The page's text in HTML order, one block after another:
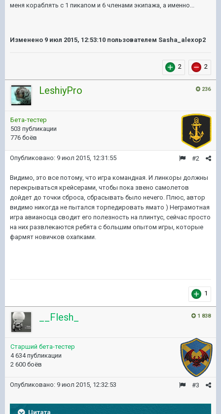
меня кораблять с 1 пикапом и 6 членами экипажа, а именно...
Изменено 9 июл 2015, 12:53:10 пользователем Sasha_alexop2
2 2
236
LeshiyPro
Бета-тестер
503 публикации
776 боёв
#2
Опубликовано: 9 июл 2015, 12:31:55
Видимо, это все потому, что игра командная. И линкоры должны
перекрываться крейсерами, чтобы пока звено самолетов
дойдет до точки сброса, сбрасывать было нечего. Плюс, автор
видимо никогда не пытался торпедировать ямато ) Неграмотная
игра авианосца сводит его полезность на плинтус, сейчас просто
на них развлекаются ребята с большим опытом игры, которые
фармят новичков охапками.
1
1 838
__Flesh_
Старший бета-тестер
4 634 публикации
2 600 боёв
#3
Опубликовано: 9 июл 2015, 12:32:53
Цитата